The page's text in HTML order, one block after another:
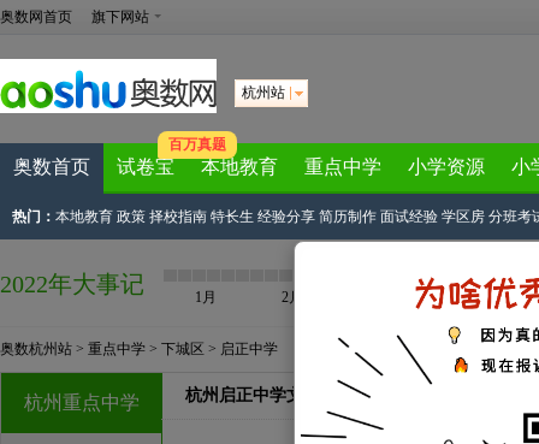
奥数网首页 旗下网站
杭州站
奥数首页 试卷宝
百万真题
本地教育 重点中学 小学资源 小
热门： 本地教育 政策 择校指南 特长生 经验分享 简历制作 面试经验 学区房 分班考
2022年大事记 1月 2月 4月
奥数杭州站 > 重点中学 > 下城区 > 启正中学
杭州重点中学 杭州启正中学文章列表